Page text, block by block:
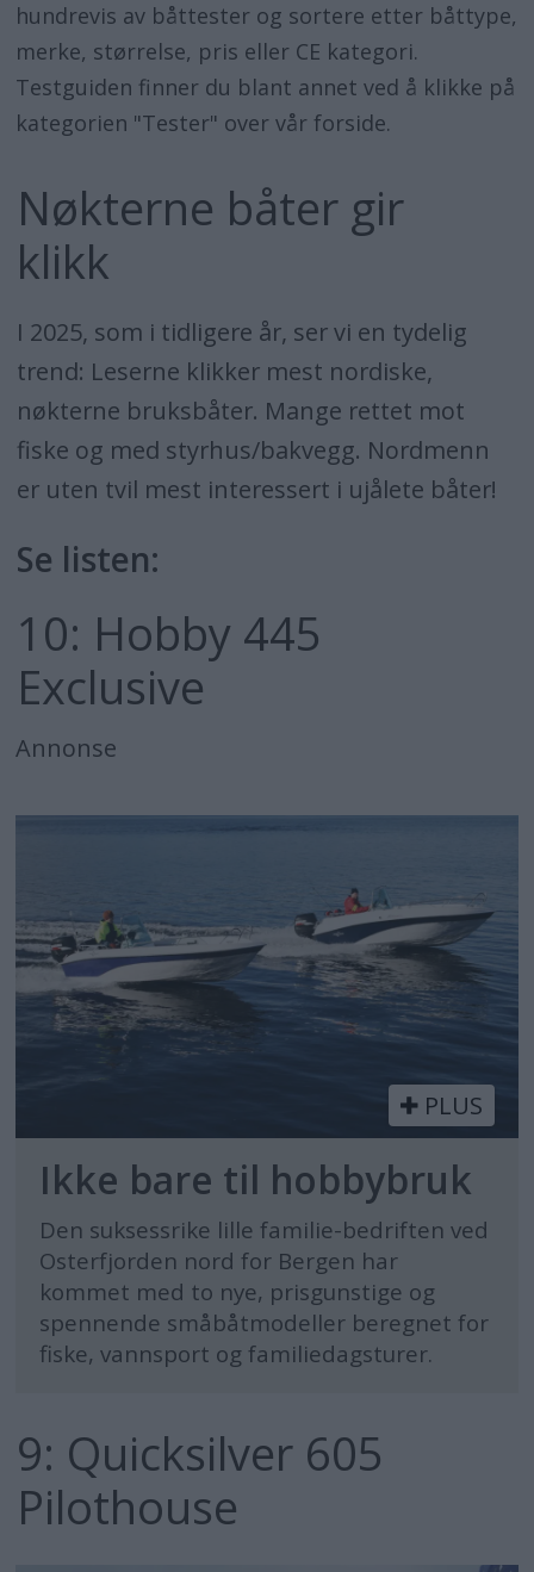
hundrevis av båttester og sortere etter båttype,
merke, størrelse, pris eller CE kategori.
Testguiden finner du blant annet ved å klikke på
kategorien "Tester" over vår forside.
Nøkterne båter gir
klikk
I 2025, som i tidligere år, ser vi en tydelig
trend: Leserne klikker mest nordiske,
nøkterne bruksbåter. Mange rettet mot
fiske og med styrhus/bakvegg. Nordmenn
er uten tvil mest interessert i ujålete båter!
Se listen:
10: Hobby 445
Exclusive
Annonse
PLUS
Ikke bare til hobbybruk
Den suksessrike lille familie-bedriften ved
Osterfjorden nord for Bergen har
kommet med to nye, prisgunstige og
spennende småbåtmodeller beregnet for
fiske, vannsport og familiedagsturer.
9: Quicksilver 605
Pilothouse